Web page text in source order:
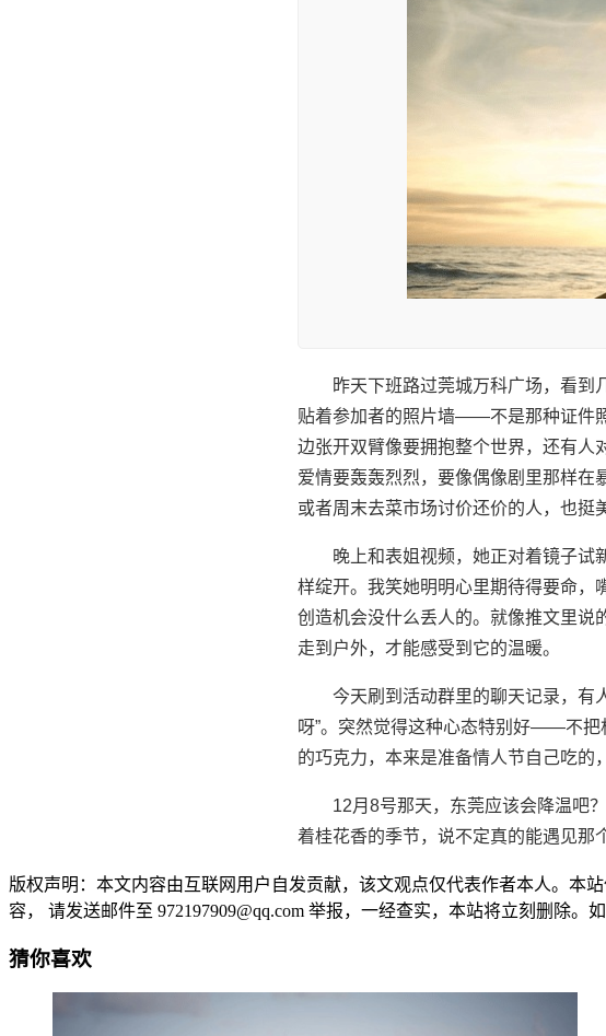
昨天下班路过莞城万科广场，看到
贴着参加者的照片墙——不是那种证件
边张开双臂像要拥抱整个世界，还有人
爱情要轰轰烈烈，要像偶像剧里那样在
或者周末去菜市场讨价还价的人，也挺
晚上和表姐视频，她正对着镜子试
样绽开。我笑她明明心里期待得要命，
创造机会没什么丢人的。就像推文里说
走到户外，才能感受到它的温暖。
今天刷到活动群里的聊天记录，有
呀”。突然觉得这种心态特别好——不把
的巧克力，本来是准备情人节自己吃的
12月8号那天，东莞应该会降温吧
着桂花香的季节，说不定真的能遇见那
版权声明：本文内容由互联网用户自发贡献，该文观点仅代表作者本人。本
容， 请发送邮件至 972197909@qq.com 举报，一经查实，本站将立刻删除。
猜你喜欢